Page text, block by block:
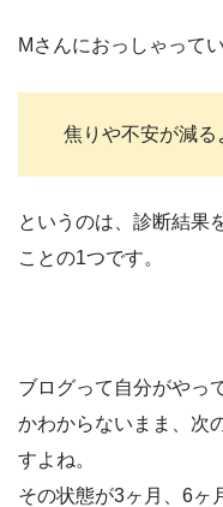
Mさんにおっしゃって
焦りや不安が減る
というのは、診断結果
ことの1つです。
ブログって自分がやっ
かわからないまま、次
すよね。
その状態が3ヶ月、6ヶ